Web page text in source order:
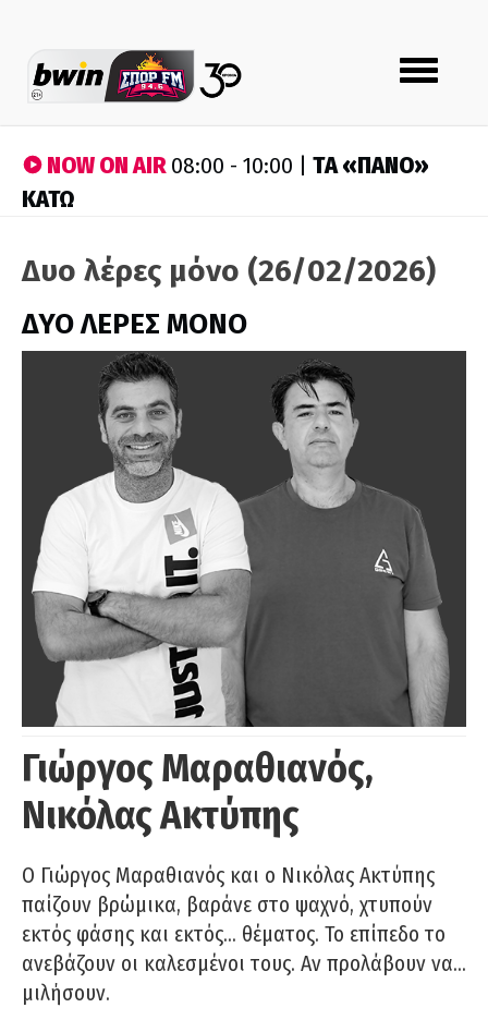
Toggle
navigation
NOW ON AIR08:00 - 10:00 | ΤA «ΠΑΝΟ»
ΚΑΤΩ
Δυο λέρες μόνο (26/02/2026)
ΔΥΟ ΛΕΡΕΣ ΜΟΝΟ
Γιώργος Μαραθιανός,
Νικόλας Ακτύπης
Ο Γιώργος Μαραθιανός και ο Νικόλας Ακτύπης
παίζουν βρώμικα, βαράνε στο ψαχνό, χτυπούν
εκτός φάσης και εκτός… θέματος. Το επίπεδο το
ανεβάζουν οι καλεσμένοι τους. Αν προλάβουν να…
μιλήσουν.